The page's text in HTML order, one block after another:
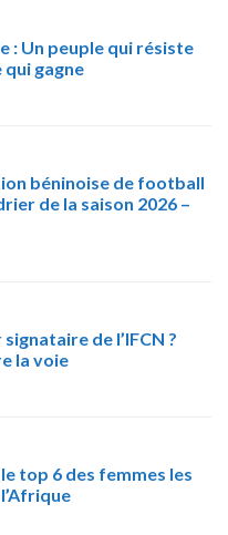
: Un peuple qui résiste
qui gagne
béninoise de football
de la saison 2026 –
de l’IFCN ?
la voie
top 6 des femmes les